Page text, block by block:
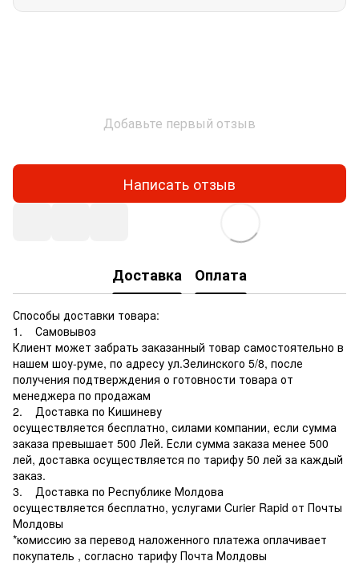
Добавьте первый отзыв
Написать отзыв
Доставка Оплата
Способы доставки товара:
1. Самовывоз
Клиент может забрать заказанный товар самостоятельно в
нашем шоу-руме, по адресу ул.Зелинского 5/8, после
получения подтверждения о готовности товара от
менеджера по продажам
2. Доставка по Кишиневу
осуществляется бесплатно, силами компании, если сумма
заказа превышает 500 Лей. Если сумма заказа менее 500
лей, доставка осуществляется по тарифу 50 лей за каждый
заказ.
3. Доставка по Республике Молдова
осуществляется бесплатно, услугами Curier Rapid от Почты
Молдовы
*комиссию за перевод наложенного платежа оплачивает
покупатель , согласно тарифу Почта Молдовы